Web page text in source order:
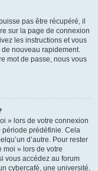
pas être récupéré, il
sur la page de connexion
les instructions et vous
nouveau rapidement.
mot de passe, nous vous
» lors de votre connexion
période prédéfinie. Cela
d’autre. Pour rester
moi » lors de votre
vous accédez au forum
cybercafé, une université,